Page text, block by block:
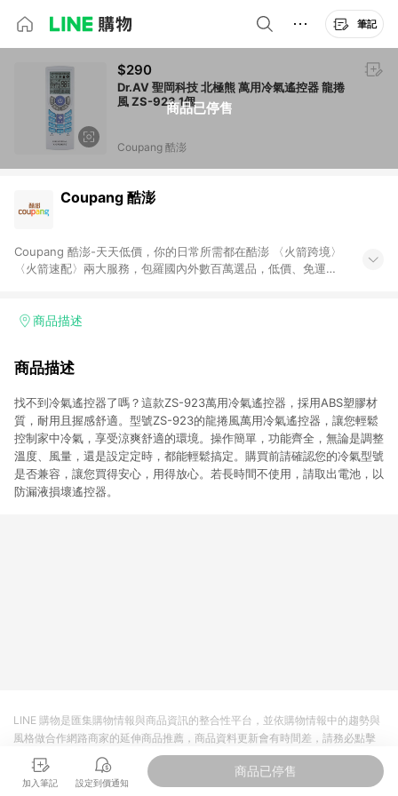
筆記
商品已停售
$290
Dr.AV 聖岡科技 北極熊 萬用冷氣遙控器 龍捲
風 ZS-923 1個
Coupang 酷澎
Coupang 酷澎
Coupang 酷澎-天天低價，你的日常所需都在酷澎 〈火箭跨境〉
〈火箭速配〉兩大服務，包羅國內外數百萬選品，低價、免運，
加入WOW會員告別湊免運，火箭速配、火箭跨境優質選品不限金
商品描述
商品描述
找不到冷氣遙控器了嗎？這款ZS-923萬用冷氣遙控器，採用ABS塑膠材
質，耐用且握感舒適。型號ZS-923的龍捲風萬用冷氣遙控器，讓您輕鬆
控制家中冷氣，享受涼爽舒適的環境。操作簡單，功能齊全，無論是調整
溫度、風量，還是設定定時，都能輕鬆搞定。購買前請確認您的冷氣型號
是否兼容，讓您買得安心，用得放心。若長時間不使用，請取出電池，以
防漏液損壞遙控器。
加入筆記 設定到價通知
商品已停售
LINE 購物是匯集購物情報與商品資訊的整合性平台，並依購物情報中的趨勢與
風格做合作網路商家的延伸商品推薦，商品資料更新會有時間差，請務必點擊
商品至各合作網路商家，確認現售價與購物條件，一切資訊以合作廠商網頁為
準。